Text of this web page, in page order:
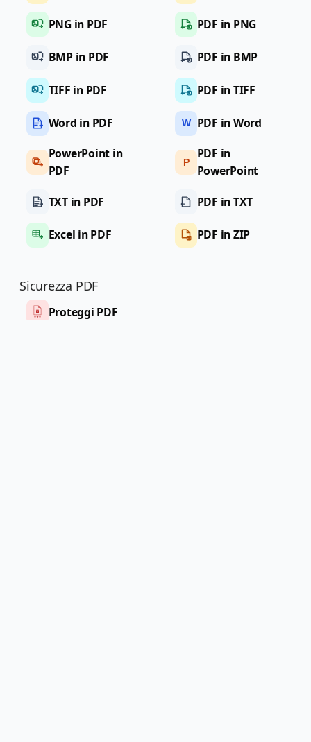
PNG in PDF
BMP in PDF
TIFF in PDF
Word in PDF
PowerPoint in
PDF
TXT in PDF
Excel in PDF
PDF in PNG
PDF in BMP
PDF in TIFF
W PDF in Word
P
PDF in
PowerPoint
PDF in TXT
PDF in ZIP
Sicurezza PDF
Proteggi PDF